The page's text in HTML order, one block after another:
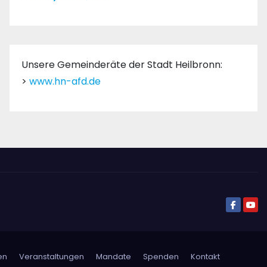
Unsere Gemeinderäte der Stadt Heilbronn:
> www.hn-afd.de
Veranstaltungen Mandate Spenden Kontakt